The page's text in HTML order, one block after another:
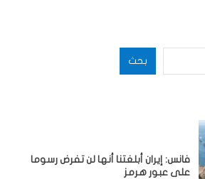
بحث
فانس: إيران أبلغتنا أنها لن تفرض رسوما
على عبور هرمز